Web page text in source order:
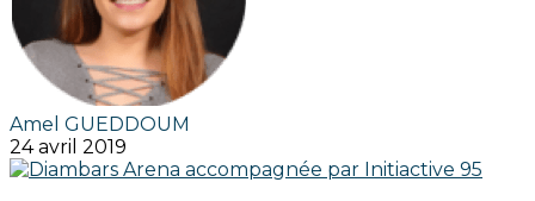
Amel GUEDDOUM
24 avril 2019